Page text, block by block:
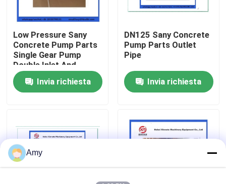
Fatory Tour
Controllo di qualità
Contattaci
Parti della pompa per calcestruzzo di Putzmeister
Low Pressure Sany
Concrete Pump Parts
Single Gear Pump
Double Inlet And
Double Outlet
Invia richiesta
DN125 Sany Concrete
Pump Parts Outlet
Pipe
Invia richiesta
Amy